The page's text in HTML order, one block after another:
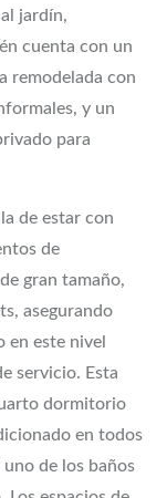
jardín,
cuenta con un
remodelada con
y un
para
de estar con
de
gran tamaño,
asegurando
en este nivel
servicio. Esta
dormitorio
en todos
de los baños